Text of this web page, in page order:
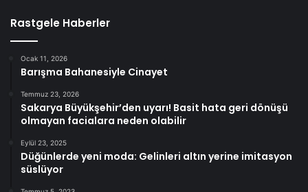
Rastgele Haberler
Ocak 11, 2026
Barışma Bahanesiyle Cinayet
Temmuz 23, 2026
Sakarya Büyükşehir’den uyarı! Basit hata geri dönüşü
olmayan facialara neden olabilir
Eylül 23, 2025
Düğünlerde yeni moda: Gelinleri altın yerine imitasyon
süslüyor